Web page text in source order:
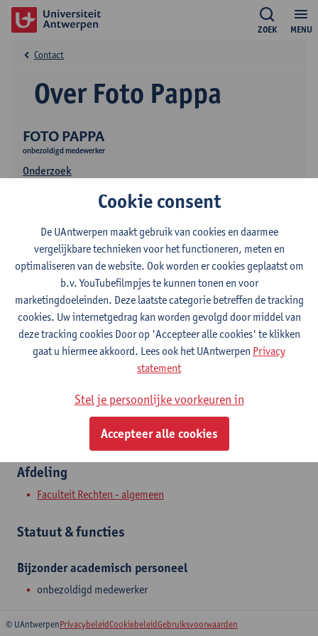
MENU
ZOEK
FOTO PAPPA
onbezoldigd medewerker
Onderzoek
Over Foto Pappa
Contact
Contact
Stadscampus
Toon e-mailadres
2000 Antwerpen, BEL
Afdeling
Faculteit Rechten - algemeen
Statuut & functies
Bijzonder academisch personeel
onbezoldigd medewerker
© UAntwerpenPrivacybeleidCookiebeleidGebruiksvoorwaarden
Cookie consent
De UAntwerpen maakt gebruik van cookies en daarmee
vergelijkbare technieken voor het functioneren, meten en
optimaliseren van de website. Ook worden er cookies geplaatst om
b.v. YouTubefilmpjes te kunnen tonen en voor
marketingdoeleinden. Deze laatste categorie betreffen de tracking
cookies. Uw internetgedrag kan worden gevolgd door middel van
deze tracking cookies Door op 'Accepteer alle cookies' te klikken
gaat u hiermee akkoord. Lees ook het UAntwerpen Privacy
statement
Stel je persoonlijke voorkeuren in
Accepteer alle cookies